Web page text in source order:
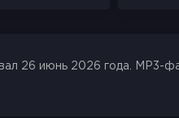
26 июнь 2026 года. MP3-